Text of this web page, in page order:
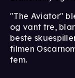
"The Aviator"
og vant tre,
beste
filmen
fem.